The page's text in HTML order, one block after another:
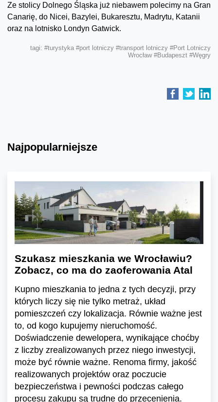
Ze stolicy Dolnego Śląska już niebawem polecimy na Gran
Canarię, do Nicei, Bazylei, Bukaresztu, Madrytu, Katanii
oraz na lotnisko Londyn Gatwick.
tagi: #turystyka #port lotniczy #transport lotniczy #Port Lotniczy
Wrocław #Budapeszt #Węgry
Najpopularniejsze
Szukasz mieszkania we Wrocławiu?
Zobacz, co ma do zaoferowania Atal
Kupno mieszkania to jedna z tych decyzji, przy
których liczy się nie tylko metraż, układ
pomieszczeń czy lokalizacja. Równie ważne jest
to, od kogo kupujemy nieruchomość.
Doświadczenie dewelopera, wynikające choćby
z liczby zrealizowanych przez niego inwestycji,
może być równie ważne. Renoma firmy, jakość
realizowanych projektów oraz poczucie
bezpieczeństwa i pewności podczas całego
procesu zakupu są trudne do przecenienia.